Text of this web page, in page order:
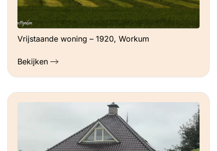
Vrijstaande woning – 1920, Workum
Bekijken